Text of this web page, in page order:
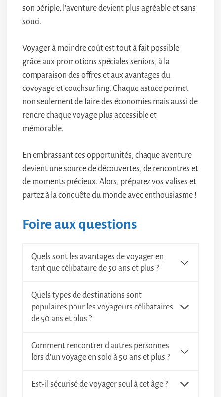
son périple, l’aventure devient plus agréable et sans
souci.
Voyager à moindre coût est tout à fait possible
grâce aux promotions spéciales seniors, à la
comparaison des offres et aux avantages du
covoyage et couchsurfing. Chaque astuce permet
non seulement de faire des économies mais aussi de
rendre chaque voyage plus accessible et
mémorable.
En embrassant ces opportunités, chaque aventure
devient une source de découvertes, de rencontres et
de moments précieux. Alors, préparez vos valises et
partez à la conquête du monde avec enthousiasme !
Foire aux questions
Quels sont les avantages de voyager en
tant que célibataire de 50 ans et plus ?
Quels types de destinations sont
populaires pour les voyageurs célibataires
de 50 ans et plus ?
Comment rencontrer d’autres personnes
lors d’un voyage en solo à 50 ans et plus ?
Est-il sécurisé de voyager seul à cet âge ?